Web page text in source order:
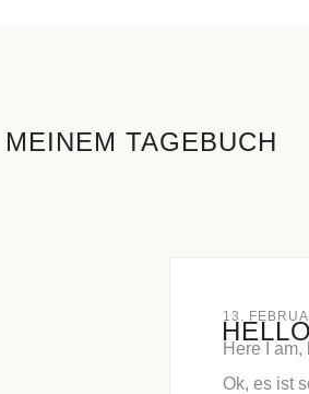
TAGEBUCH
13.
Here I
Ok, es ist